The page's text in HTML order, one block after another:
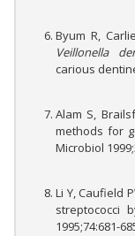
Byum R,
Veillonella
carious
Alam S,
methods for
Microbiol
Li Y, Caufield
streptococci
1995;74:681-